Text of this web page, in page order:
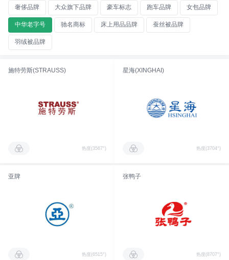
奢侈品牌 大众旗下品牌 豪车标志 跑车品牌 女包品牌
中华老字号 驰名商标 床上用品品牌 蚕丝被品牌
羽绒被品牌
施特劳斯(STRAUSS)
热度(3567°)
星海(XINGHAI)
热度(3704°)
亚牌
热度(6515°)
张鸭子
热度(8707°)